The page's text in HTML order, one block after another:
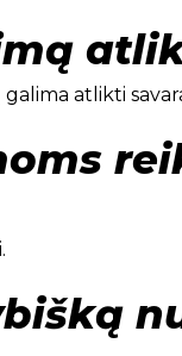
atlikti